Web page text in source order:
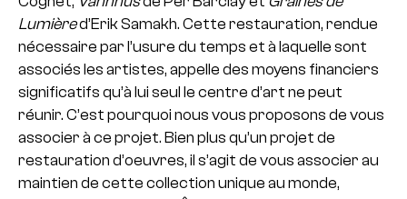
Lumièred’Erik Samakh. Cette restauration, rendue
nécessaire par l’usure du temps et à laquelle sont
associés les artistes, appelle des moyens financiers
significatifs qu’à lui seul le centre d’art ne peut
réunir. C’est pourquoi nous vous proposons de vous
associer à ce projet. Bien plus qu’un projet de
restauration d’oeuvres, il s’agit de vous associer au
maintien de cette collection unique au monde,